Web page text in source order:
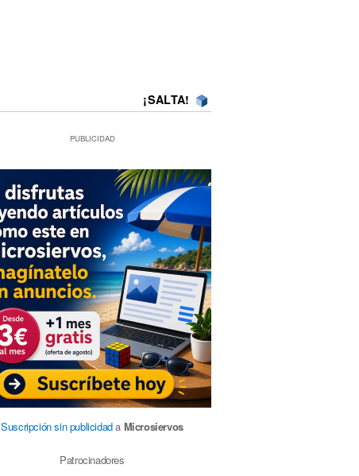
¡SALTA!
PUBLICIDAD
Suscripción sin publicidada Microsiervos
Patrocinadores